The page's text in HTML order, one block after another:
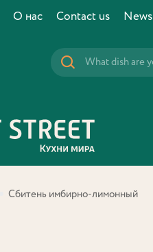
О нас Contact us News
Сбитень имбирно-лимонный